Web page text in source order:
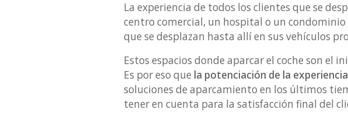
La experiencia de todos los clientes que se
centro comercial, un hospital o un
que se desplazan hasta allí en sus vehículos
Estos espacios donde aparcar el coche son el
Es por eso que la potenciación de la
soluciones de aparcamiento en los últimos
tener en cuenta para la satisfacción final del